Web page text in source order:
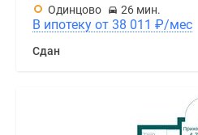
Одинцово
26 мин.
В ипотеку от 38 011 ₽/мес
Сдан